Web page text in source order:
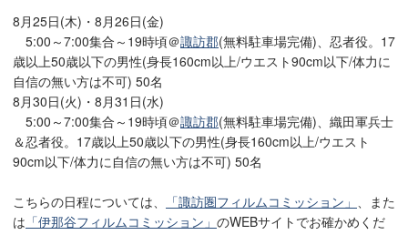
8月25日(木)・8月26日(金)
5:00～7:00集合～19時頃＠諏訪郡(無料駐車場完備)、忍者役。17
歳以上50歳以下の男性(身長160cm以上/ウエスト90cm以下/体力に
自信の無い方は不可) 50名
8月30日(火)・8月31日(水)
5:00～7:00集合～19時頃＠諏訪郡(無料駐車場完備)、織田軍兵士
＆忍者役。17歳以上50歳以下の男性(身長160cm以上/ウエスト
90cm以下/体力に自信の無い方は不可) 50名
こちらの日程については、 「諏訪圏フィルムコミッション」
、また
は 「伊那谷フィルムコミッション」 のWEBサイトでお確かめくだ